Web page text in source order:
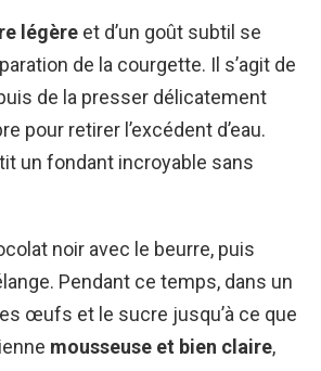
légère et d’un goût subtil se
de la courgette. Il s’agit de
de la presser délicatement
pour retirer l’excédent d’eau.
un fondant incroyable sans
noir avec le beurre, puis
Pendant ce temps, dans un
œufs et le sucre jusqu’à ce que
mousseuse et bien claire,